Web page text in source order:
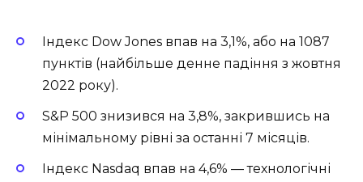
Індекс Dow Jones впав на 3,1%, або на 1087
пунктів (найбільше денне падіння з жовтня
2022 року).
S&P 500 знизився на 3,8%, закрившись на
мінімальному рівні за останні 7 місяців.
Індекс Nasdaq впав на 4,6% — технологічні